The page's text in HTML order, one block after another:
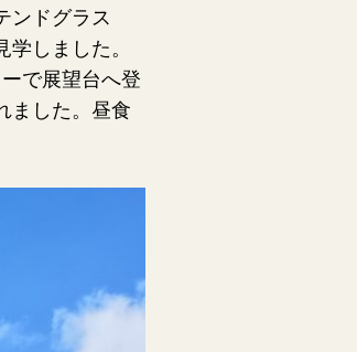
ンドグラス
しました。
で展望台へ登
ました。昼食